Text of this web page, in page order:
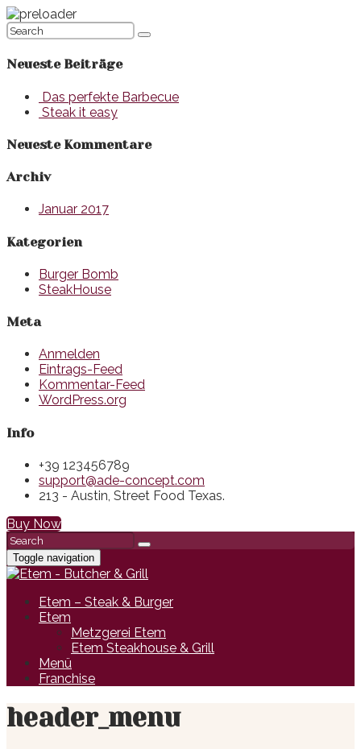
Neueste Beiträge
Das perfekte Barbecue
Steak it easy
Neueste Kommentare
Archiv
Januar 2017
Kategorien
Burger Bomb
SteakHouse
Meta
Anmelden
Eintrags-Feed
Kommentar-Feed
WordPress.org
Info
+39 123456789
support@ade-concept.com
213 - Austin, Street Food Texas.
Buy Now
Toggle navigation
Etem – Steak & Burger
Etem
Metzgerei Etem
Etem Steakhouse & Grill
Menü
Franchise
header_menu